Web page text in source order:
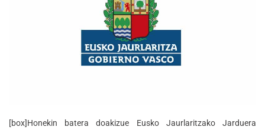
[box]Honekin batera doakizue Eusko Jaurlaritzako Jarduera